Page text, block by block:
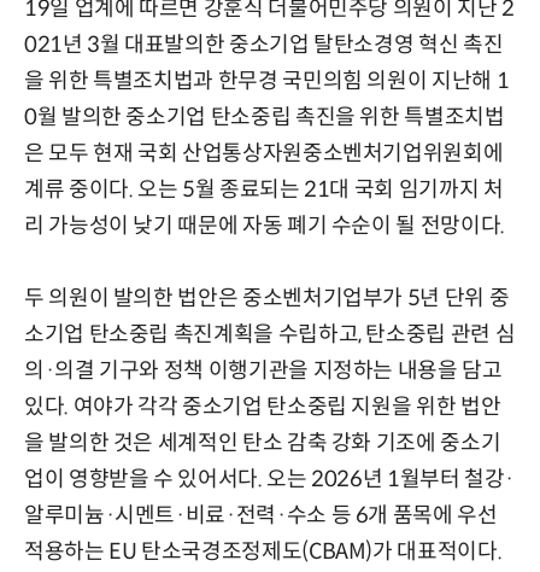
19일 업계에 따르면 강훈식 더불어민주당 의원이 지난 2
021년 3월 대표발의한 중소기업 탈탄소경영 혁신 촉진
을 위한 특별조치법과 한무경 국민의힘 의원이 지난해 1
0월 발의한 중소기업 탄소중립 촉진을 위한 특별조치법
은 모두 현재 국회 산업통상자원중소벤처기업위원회에
계류 중이다. 오는 5월 종료되는 21대 국회 임기까지 처
리 가능성이 낮기 때문에 자동 폐기 수순이 될 전망이다.
두 의원이 발의한 법안은 중소벤처기업부가 5년 단위 중
소기업 탄소중립 촉진계획을 수립하고, 탄소중립 관련 심
의·의결 기구와 정책 이행기관을 지정하는 내용을 담고
있다. 여야가 각각 중소기업 탄소중립 지원을 위한 법안
을 발의한 것은 세계적인 탄소 감축 강화 기조에 중소기
업이 영향받을 수 있어서다. 오는 2026년 1월부터 철강·
알루미늄·시멘트·비료·전력·수소 등 6개 품목에 우선
적용하는 EU 탄소국경조정제도(CBAM)가 대표적이다.